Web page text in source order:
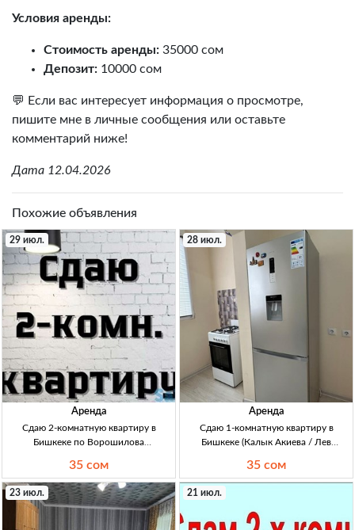
Условия аренды:
Стоимость аренды: 35000 сом
Депозит: 10000 сом
💬 Если вас интересует информация о просмотре,
пишите мне в личные сообщения или оставьте
комментарий ниже!
Дата 12.04.2026
Похожие объявления
29 июл.
Аренда
Сдаю 2-комнатную квартиру в
Бишкеке по Ворошилова
длительный срок 2кв Бишкек,
Ворошилова (спортшкола),
длит.срок, с мебелью, 2/5 эт, аренда
35000 сом/мес, собств.
35 сом
28 июл.
Аренда
Сдаю 1-комнатную квартиру в
Бишкеке (Калык Акиева / Лев
34м², 4/9эт, ремонт, мебель,
долгосрочно, желательно семье,
аренда 35000 KGS + деп 20000
35 сом
23 июл. 21 июл.